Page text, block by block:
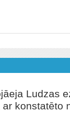
Ludzas
konstatēto